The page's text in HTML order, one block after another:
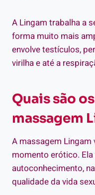
A Lingam trabalha a
forma muito mais
envolve testículos,
virilha e até a
Quais são
massagem
A massagem Lingam
momento erótico.
autoconhecimento,
qualidade da vida